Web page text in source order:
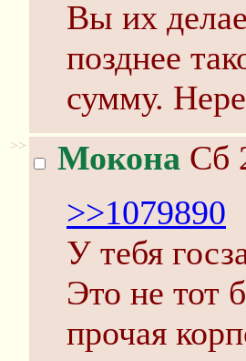
Вы их
позднее
сумму.
>> Мокона Сб
>>1079890
У тебя
Это не тот
прочая